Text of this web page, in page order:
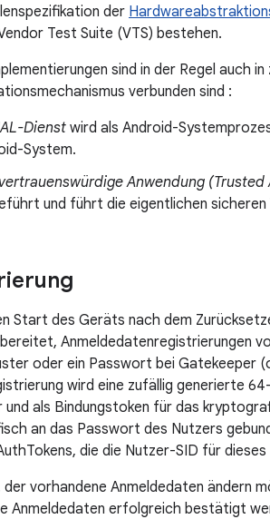
der
Test Suite (VTS) bestehen.
sind in der Regel auch
verbunden sind :
Dienstwird als Android-
System.
vertrauenswürdige Anwendung (Trusted
und führt die eigentlichen sicheren
Start des Geräts nach dem
Anmeldedatenregistrierungen
oder ein Passwort bei Gatekeeper
wird eine zufällig generierte
und als Bindungstoken für das
an das Passwort des Nutzers
die die Nutzer-SID für
der vorhandene Anmeldedaten ändern
Anmeldedaten erfolgreich bestätigt